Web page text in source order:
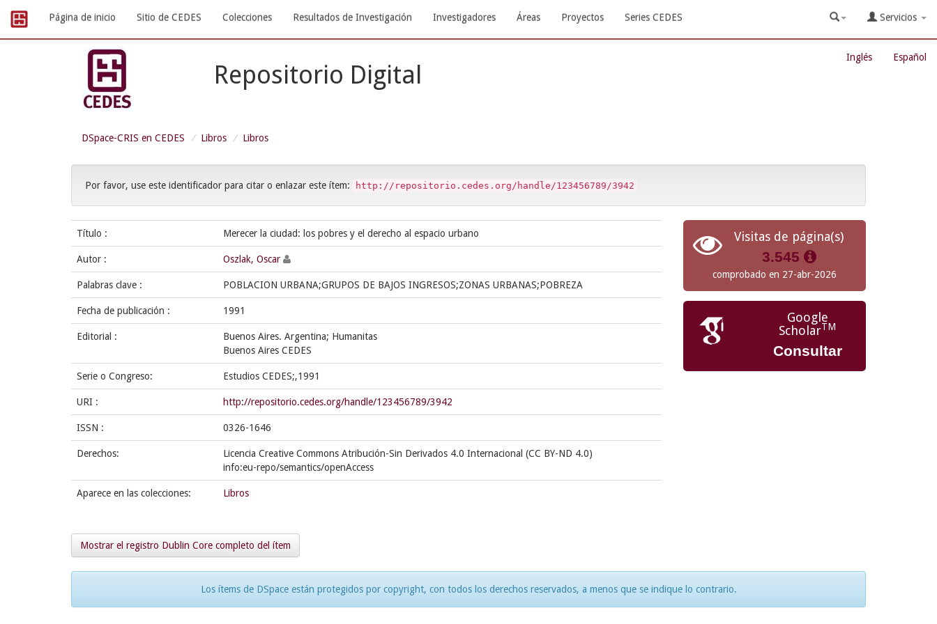
navigation
Página de inicio Sitio de CEDES Colecciones Resultados de Investigación Investigadores Áreas Proyectos Series CEDES Servicios
Inglés Español
Repositorio Digital
DSpace-CRIS en CEDES Libros Libros
Por favor, use este identificador para citar o enlazar este ítem: http://repositorio.cedes.org/handle/123456789/3942
Título : Merecer la ciudad: los pobres y el derecho al espacio urbano
Autor : Oszlak, Oscar
Palabras clave : POBLACION URBANA;GRUPOS DE BAJOS INGRESOS;ZONAS URBANAS;POBREZA
Fecha de publicación : 1991
Editorial :
Buenos Aires. Argentina; Humanitas
Buenos Aires CEDES
Serie o Congreso: Estudios CEDES;,1991
URI : http://repositorio.cedes.org/handle/123456789/3942
ISSN : 0326-1646
Derechos:
Licencia Creative Commons Atribución-Sin Derivados 4.0 Internacional (CC BY-ND 4.0)
info:eu-repo/semantics/openAccess
Aparece en las colecciones: Libros
Mostrar el registro Dublin Core completo del ítem
Visitas de página(s)
3.545
comprobado en 27-abr-2026
Google
ScholarTM
Consultar
Los ítems de DSpace están protegidos por copyright, con todos los derechos reservados, a menos que se indique lo contrario.